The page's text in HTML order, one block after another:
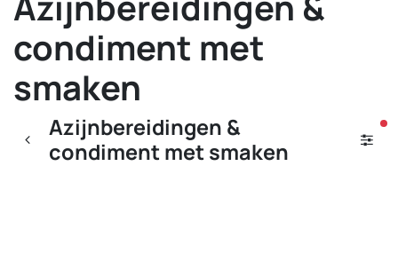
condiment met
smaken
Azijnbereidingen &
condiment met smaken